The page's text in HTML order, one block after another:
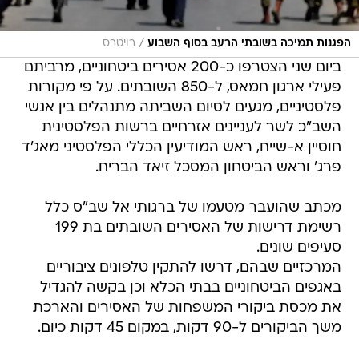
הפגנות תמיכה בשובתי הרעב בסוף השבוע / רויטרס
ביום שני הצטרפו כ-200 אסירים ביטחוניים, מרביתם
פעילי ארגון חמאס, ל-850 השובתים. על פי מקורות
פלסטיניים, מגעים לסיום השביתה מתנהלים בין אנשי
השב"כ לשר לעניינים אזרחיים ברשות הפלסטינית
חוסיין א-שייח, ראש המודיעין הכללי הפלסטיני מאג'ד
פרג' וראש הביטחון המסכל זיאד הבריח.
מכתב שהועבר מטעמו של ברגותי אל שב"ס כלל
רשימת דרישות של האסירים השובתים בת 199
סעיפים שונים.
המרכזיים שבהם, דרשו להתקין טלפונים ציבוריים
באגפים הביטחוניים בבתי הכלא וכן בקשה להגדיל
את מכסת ביקורי המשפחות של האסירים והארכת
משך הביקורים ל-90 דקות, במקום 45 דקות כיום.